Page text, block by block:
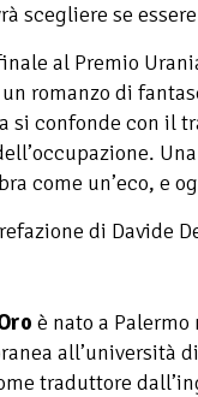
scegliere se
al Premio
romanzo di
si confonde con il
come un’eco, e
di Davide
è nato a
all’università
traduttore